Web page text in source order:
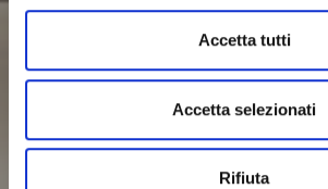
Accetta tutti
Accetta selezionati
Rifiuta